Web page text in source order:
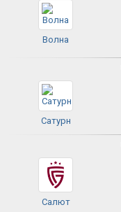
Волна
Сатурн
Салют